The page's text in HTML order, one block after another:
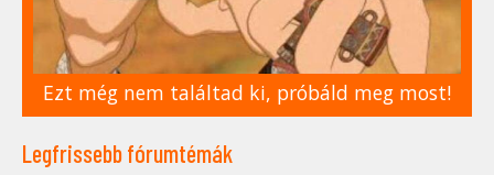
Ezt még nem találtad ki, próbáld meg most!
Legfrissebb fórumtémák